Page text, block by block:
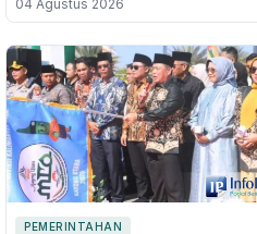
Panjang
04 Agustus 2026
PEMERINTAHAN